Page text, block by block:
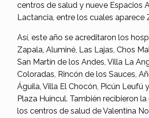
centros de salud y nueve Espacios
Lactancia, entre los cuales aparece
Así, este año se acreditaron los
Zapala, Aluminé, Las Lajas, Chos
San Martín de los Andes, Villa La
Coloradas, Rincón de los Sauces,
Águila, Villa El Chocón, Picún Leufú
Plaza Huincul. También recibieron
los centros de salud de Valentina